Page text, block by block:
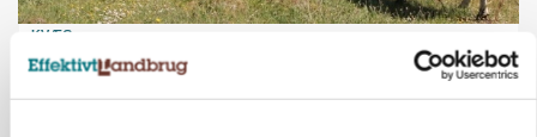
KVÆG
Snart kan man søge tilskud til naturprojekter